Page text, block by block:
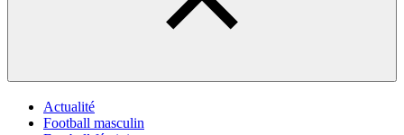
Actualité
Football masculin